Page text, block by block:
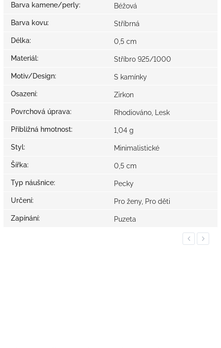
Barva kamene/perly: Béžová
Barva kovu: Stříbrná
Délka: 0,5 cm
Materiál: Stříbro 925/1000
Motiv/Design: S kamínky
Osazení: Zirkon
Povrchová úprava: Rhodiováno, Lesk
Přibližná hmotnost: 1,04 g
Styl: Minimalistické
Šířka: 0,5 cm
Typ náušnice: Pecky
Určení: Pro ženy, Pro děti
Zapínání: Puzeta
Previous
Next